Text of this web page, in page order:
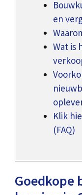
en
Wat is
Klik
(FAQ)
Goedkope